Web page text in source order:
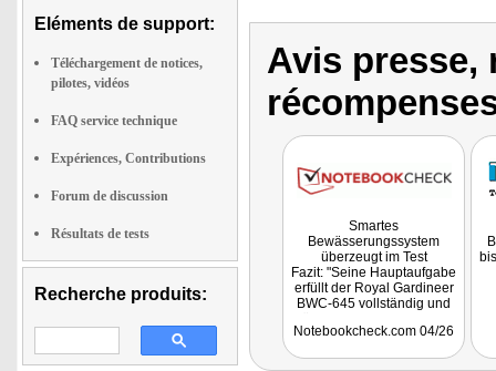
Eléments de support:
Téléchargement de notices,
pilotes, vidéos
FAQ service technique
Expériences, Contributions
Forum de discussion
Résultats de tests
Recherche produits:
Avis presse,
Smartes
Bewässerungssystem
überzeugt im Test
Fazit: "Seine Hauptaufgabe
erfüllt der Royal Gardineer
BWC-645 vollständig und
als Helfer im Alltag eignet
Notebookcheck.com 04/26